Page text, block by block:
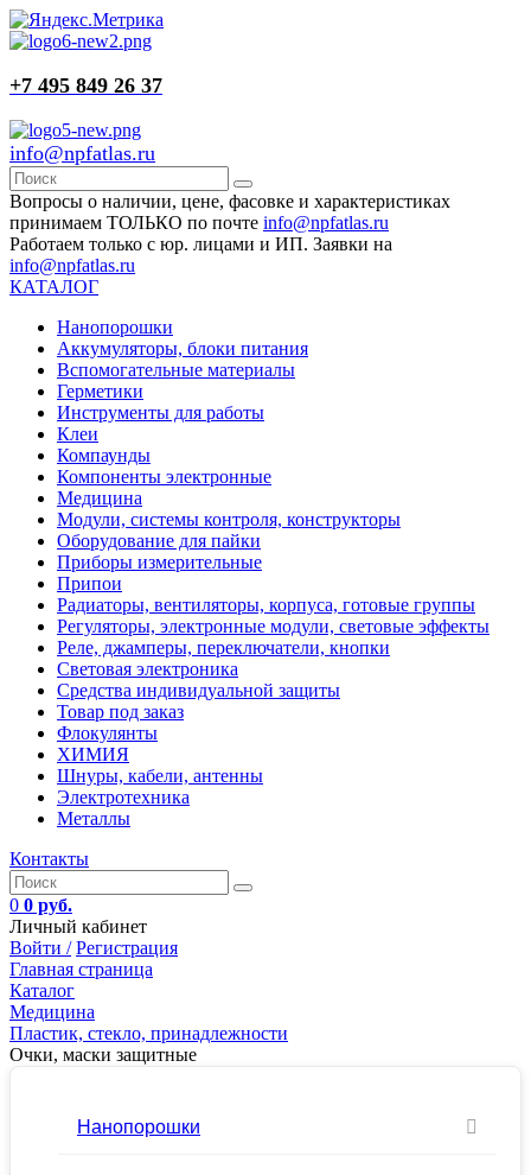
+7 495 849 26 37
info@npfatlas.ru
Вопросы о наличии, цене, фасовке и характеристиках
принимаем ТОЛЬКО по почте info@npfatlas.ru
Работаем только с юр. лицами и ИП. Заявки на
info@npfatlas.ru
КАТАЛОГ
Нанопорошки
Аккумуляторы, блоки питания
Вспомогательные материалы
Герметики
Инструменты для работы
Клеи
Компаунды
Компоненты электронные
Медицина
Модули, системы контроля, конструкторы
Оборудование для пайки
Приборы измерительные
Припои
Радиаторы, вентиляторы, корпуса, готовые группы
Регуляторы, электронные модули, световые эффекты
Реле, джамперы, переключатели, кнопки
Световая электроника
Средства индивидуальной защиты
Товар под заказ
Флокулянты
ХИМИЯ
Шнуры, кабели, антенны
Электротехника
Металлы
Контакты
0 0 руб.
Личный кабинет
Войти / Регистрация
Главная страница
Каталог
Медицина
Пластик, стекло, принадлежности
Очки, маски защитные
Нанопорошки